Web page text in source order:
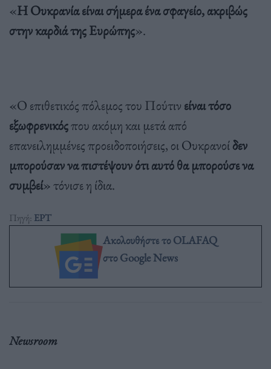
«Η Ουκρανία είναι σήμερα ένα σφαγείο, ακριβώς
στην καρδιά της Ευρώπης».
«Ο επιθετικός πόλεμος του Πούτιν είναι τόσο
εξωφρενικόςπου ακόμη και μετά από
επανειλημμένες προειδοποιήσεις, οι Ουκρανοίδεν
μπορούσαν να πιστέψουν ότι αυτό θα μπορούσε να
συμβεί» τόνισε η ίδια.
Πηγή: ΕΡΤ
Ακολουθήστε το OLAFAQ
στο Google News
Newsroom